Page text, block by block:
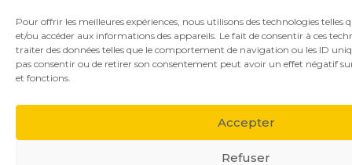
Pour offrir les meilleures expériences, nous utilisons des technologies telles
et/ou accéder aux informations des appareils. Le fait de consentir à ces
traiter des données telles que le comportement de navigation ou les ID
pas consentir ou de retirer son consentement peut avoir un effet négatif
et fonctions.
Accepter
Refuser